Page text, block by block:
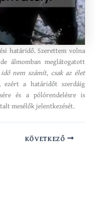
határidő. Szerettem volna
álmomban meglátogatott
idő nem számít, csak az élet
a határidőt szerdáig
és a pólórendelésre is
mesélők jelentkezését.
KÖVETKEZŐ